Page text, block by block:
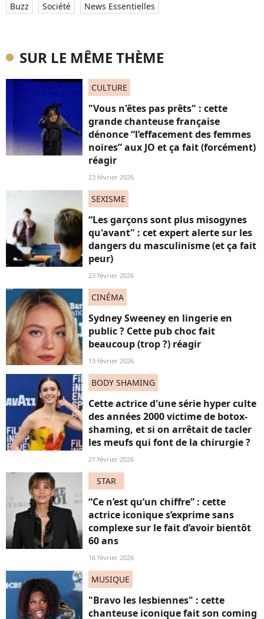
Buzz Société News Essentielles
SUR LE MÊME THÈME
CULTURE
"Vous n'êtes pas prêts" : cette
grande chanteuse française
dénonce “l’effacement des femmes
noires” aux JO et ça fait (forcément)
réagir
23 février 2026
SEXISME
“Les garçons sont plus misogynes
qu'avant" : cet expert alerte sur les
dangers du masculinisme (et ça fait
peur)
23 février 2026
CINÉMA
Sydney Sweeney en lingerie en
public ? Cette pub choc fait
beaucoup (trop ?) réagir
13 février 2026
BODY SHAMING
Cette actrice d'une série hyper culte
des années 2000 victime de botox-
shaming, et si on arrêtait de tacler
les meufs qui font de la chirurgie ?
21 février 2026
STAR
“Ce n’est qu’un chiffre” : cette
actrice iconique s’exprime sans
complexe sur le fait d’avoir bientôt
60 ans
16 février 2026
MUSIQUE
"Bravo les lesbiennes" : cette
chanteuse iconique fait son coming